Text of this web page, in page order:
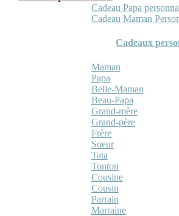
Cadeau Papa
Cadeau Maman
Cadeaux
Maman
Papa
Belle-Maman
Beau-Papa
Grand-mère
Grand-père
Frère
Soeur
Tata
Tonton
Cousine
Cousin
Parrain
Marraine